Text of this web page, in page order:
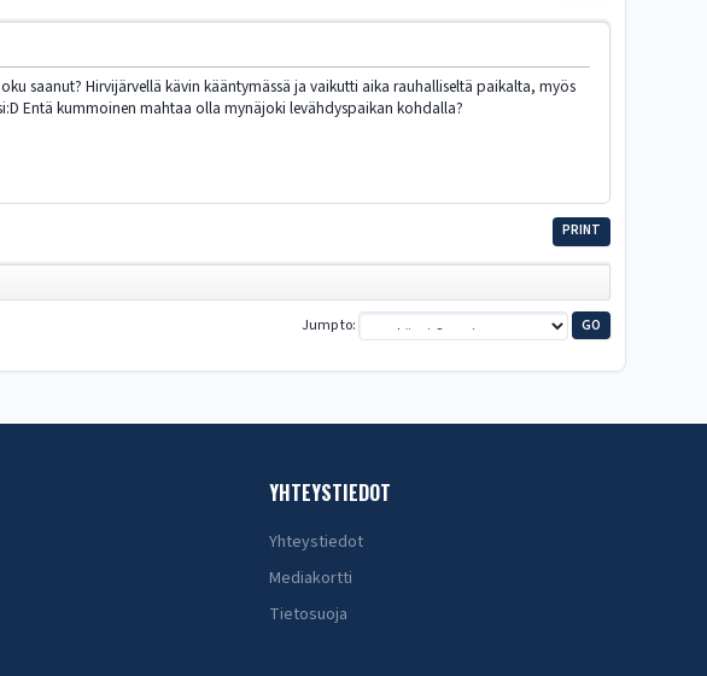
saanut? Hirvijärvellä kävin kääntymässä ja vaikutti aika rauhalliseltä paikalta, myös
Entä kummoinen mahtaa olla mynäjoki levähdyspaikan kohdalla?
PRINT
Jump to
YHTEYSTIEDOT
Yhteystiedot
Mediakortti
Tietosuoja